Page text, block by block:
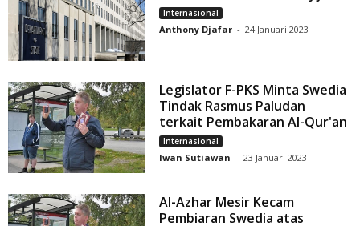
Internasional
Anthony Djafar - 24 Januari 2023
Legislator F-PKS Minta Swedia
Tindak Rasmus Paludan
terkait Pembakaran Al-Qur'an
Internasional
Iwan Sutiawan - 23 Januari 2023
Al-Azhar Mesir Kecam
Pembiaran Swedia atas